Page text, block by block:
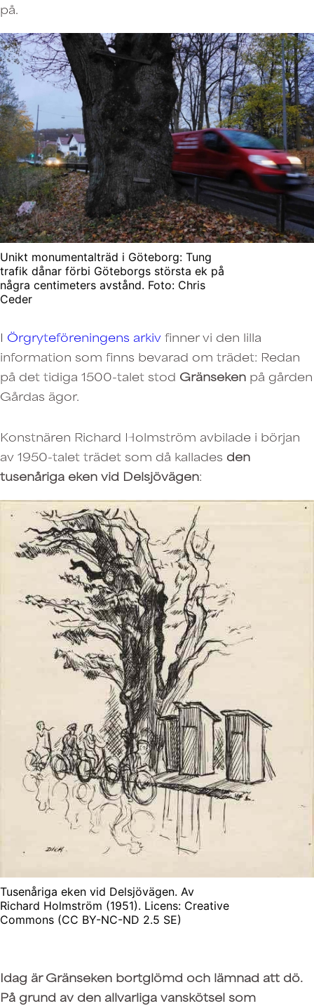
på.
Unikt monumentalträd i Göteborg: Tung
trafik dånar förbi Göteborgs största ek på
några centimeters avstånd. Foto: Chris
Ceder
I Örgryteföreningens arkiv finner vi den lilla
information som finns bevarad om trädet: Redan
på det tidiga 1500-talet stod Gränseken på gården
Gårdas ägor.
Konstnären Richard Holmström avbilade i början
av 1950-talet trädet som då kallades den
tusenåriga eken vid Delsjövägen:
Tusenåriga eken vid Delsjövägen. Av
Richard Holmström (1951). Licens: Creative
Commons (CC BY-NC-ND 2.5 SE)
Idag är Gränseken bortglömd och lämnad att dö.
På grund av den allvarliga vanskötsel som